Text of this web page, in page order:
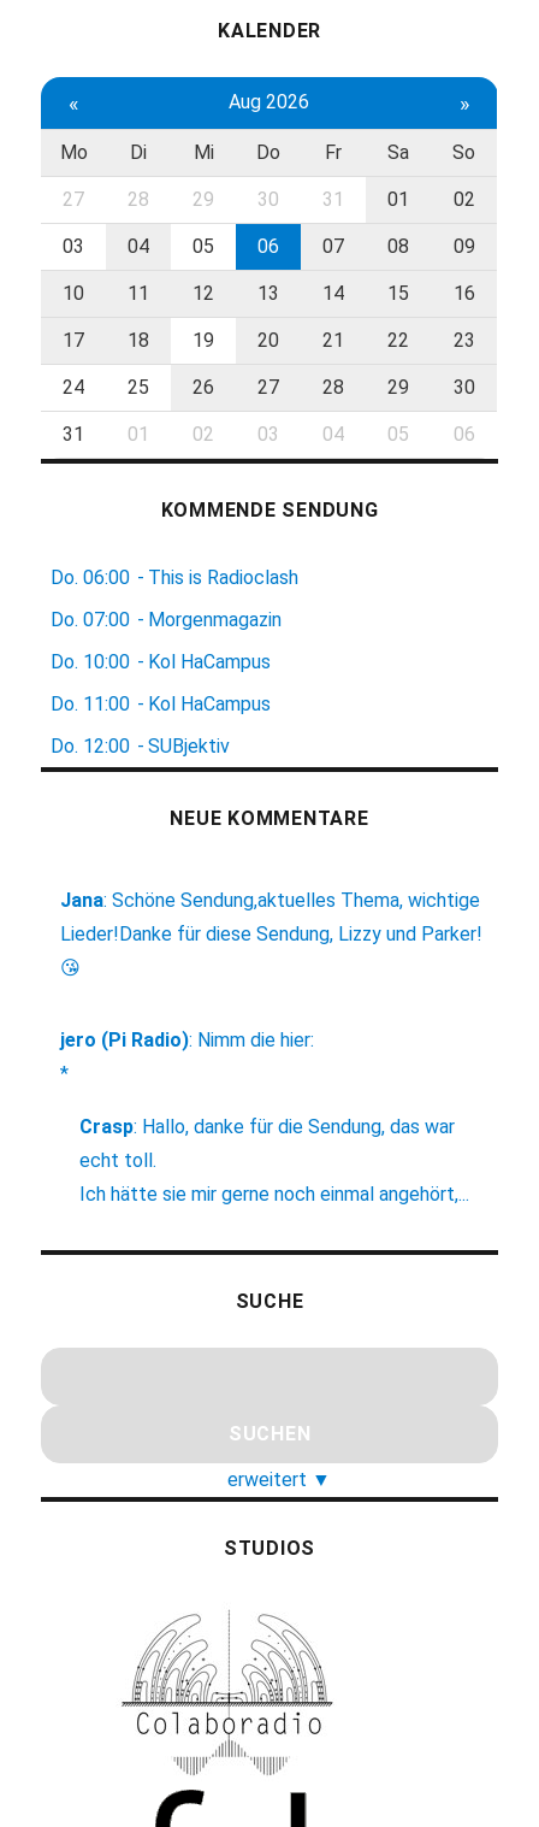
KALENDER
« Aug 2026 »
Mo Di Mi Do Fr Sa So
27 28 29 30 31 01 02
03 04 05 06 07 08 09
10 11 12 13 14 15 16
17 18 19 20 21 22 23
24 25 26 27 28 29 30
31 01 02 03 04 05 06
KOMMENDE SENDUNG
Do. 06:00 - This is Radioclash
Do. 07:00 - Morgenmagazin
Do. 10:00 - Kol HaCampus
Do. 11:00 - Kol HaCampus
Do. 12:00 - SUBjektiv
NEUE KOMMENTARE
Jana:Schöne Sendung,aktuelles Thema, wichtige
Lieder!Danke für diese Sendung, Lizzy und Parker!
😘
jero (Pi Radio): Nimm die hier:
*
Crasp: Hallo, danke für die Sendung, das war
echt toll.
Ich hätte sie mir gerne noch einmal angehört,...
SUCHE
erweitert ▼
STUDIOS